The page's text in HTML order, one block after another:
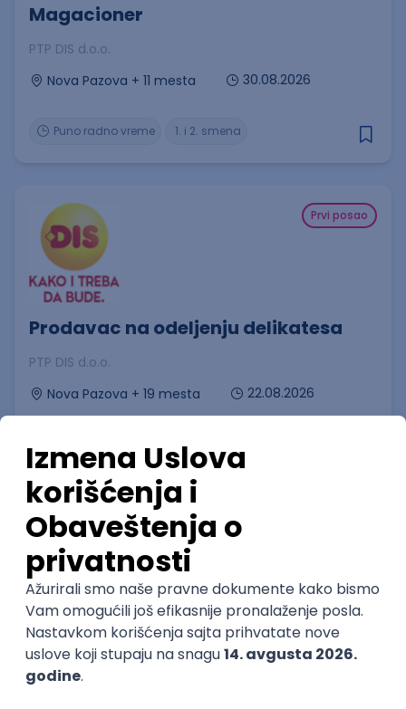
Magacioner
PTP DIS d.o.o.
Nova Pazova + 11 mesta
30.08.2026
1. i 2. smena
Puno radno vreme
Prvi posao
Prodavac na odeljenju delikatesa
PTP DIS d.o.o.
Nova Pazova + 19 mesta
22.08.2026
1. i 2. smena
Operater/-ka na uplatnom mestu
Mozzart d.o.o.